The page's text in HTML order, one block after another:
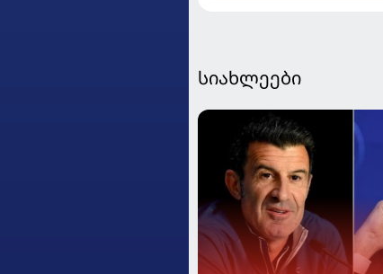
სიახლეები